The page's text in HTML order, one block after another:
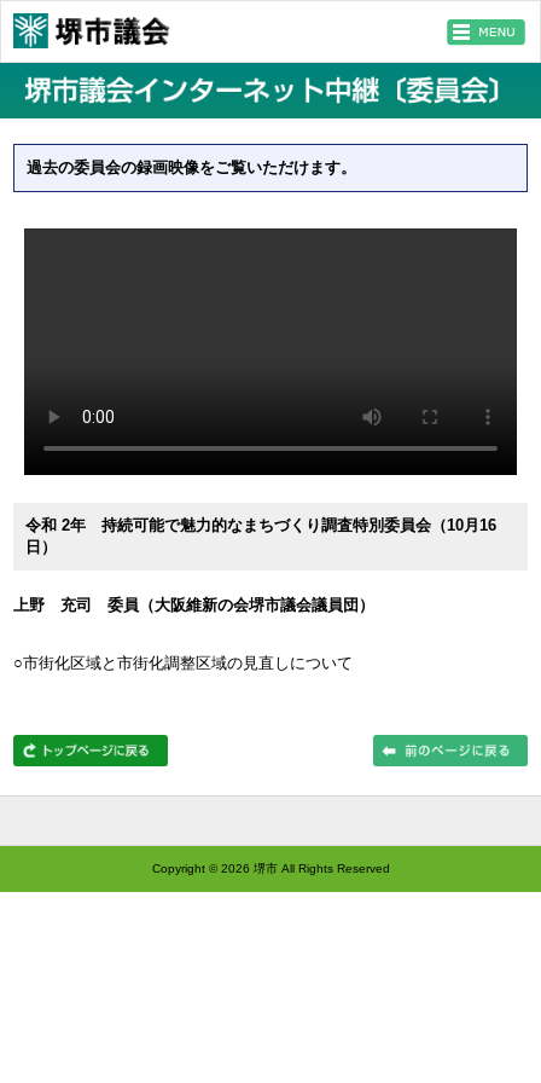
過去の委員会の録画映像をご覧いただけます。
令和 2年 持続可能で魅力的なまちづくり調査特別委員会（10月16
日）
上野 充司 委員（大阪維新の会堺市議会議員団）
○市街化区域と市街化調整区域の見直しについて
Copyright ©2026 堺市 All Rights Reserved